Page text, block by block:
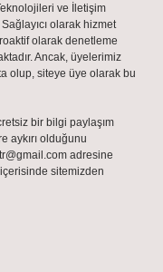
ve İletişim
olarak hizmet
olarak denetleme
Ancak, üyelerimiz
olup, siteye üye olarak bu
bir bilgi paylaşım
aykırı olduğunu
adresine
sitemizden